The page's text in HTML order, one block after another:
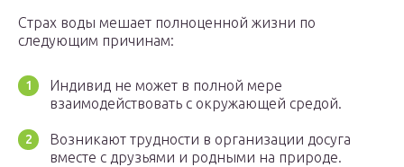
Страх воды мешает полноценной жизни по
следующим причинам:
Индивид не может в полной мере
взаимодействовать с окружающей средой.
Возникают трудности в организации досуга
вместе с друзьями и родными на природе.